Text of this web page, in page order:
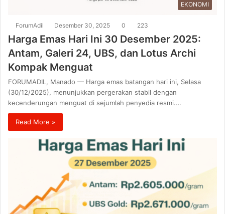
EKONOMI
ForumAdil Desember 30, 2025 0 223
Harga Emas Hari Ini 30 Desember 2025:
Antam, Galeri 24, UBS, dan Lotus Archi
Kompak Menguat
FORUMADIL, Manado — Harga emas batangan hari ini, Selasa
(30/12/2025), menunjukkan pergerakan stabil dengan
kecenderungan menguat di sejumlah penyedia resmi.…
Read More »